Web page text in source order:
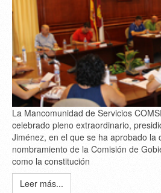
La Mancomunidad de Servicios
celebrado pleno extraordinario,
Jiménez, en el que se ha aprobado la
nombramiento de la Comisión de
como la constitución
Leer más...